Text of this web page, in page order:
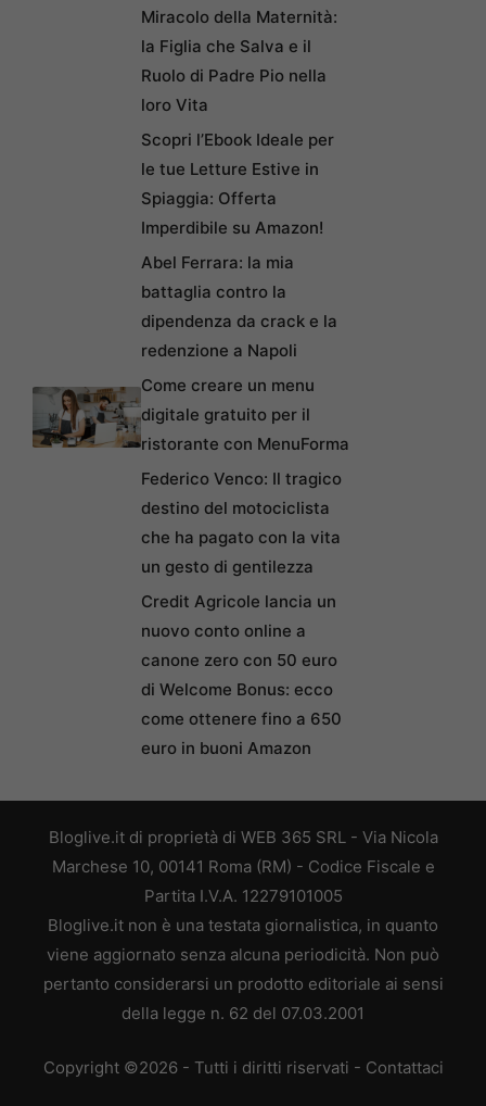
Miracolo della Maternità:
la Figlia che Salva e il
Ruolo di Padre Pio nella
loro Vita
Scopri l’Ebook Ideale per
le tue Letture Estive in
Spiaggia: Offerta
Imperdibile su Amazon!
Abel Ferrara: la mia
battaglia contro la
dipendenza da crack e la
redenzione a Napoli
Come creare un menu
digitale gratuito per il
ristorante con MenuForma
Federico Venco: Il tragico
destino del motociclista
che ha pagato con la vita
un gesto di gentilezza
Credit Agricole lancia un
nuovo conto online a
canone zero con 50 euro
di Welcome Bonus: ecco
come ottenere fino a 650
euro in buoni Amazon
Bloglive.it di proprietà di WEB 365 SRL - Via Nicola
Marchese 10, 00141 Roma (RM) - Codice Fiscale e
Partita I.V.A. 12279101005
Bloglive.it non è una testata giornalistica, in quanto
viene aggiornato senza alcuna periodicità. Non può
pertanto considerarsi un prodotto editoriale ai sensi
della legge n. 62 del 07.03.2001
Copyright ©2026 - Tutti i diritti riservati - Contattaci